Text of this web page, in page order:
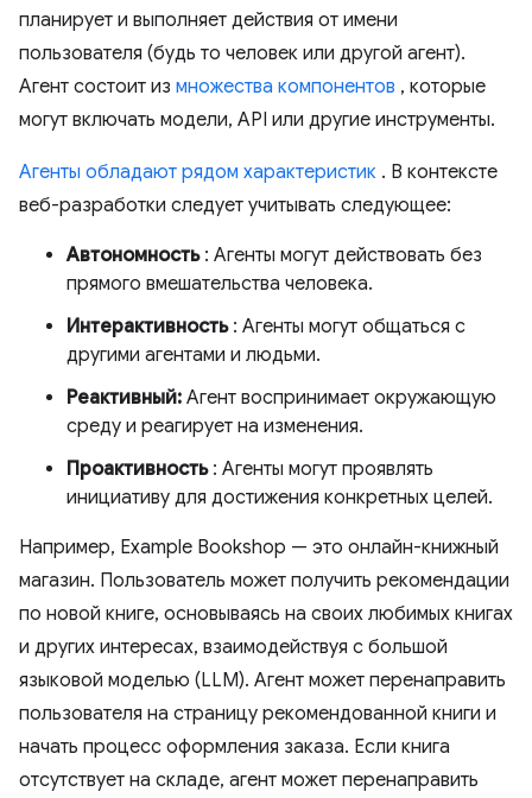
планирует и выполняет действия от имени
пользователя (будь то человек или другой агент).
Агент состоит из множества компонентов , которые
могут включать модели, API или другие инструменты.
Агенты обладают рядом характеристик . В контексте
веб-разработки следует учитывать следующее:
Автономность: Агенты могут действовать без
прямого вмешательства человека.
Интерактивность: Агенты могут общаться с
другими агентами и людьми.
Реактивный: Агент воспринимает окружающую
среду и реагирует на изменения.
Проактивность: Агенты могут проявлять
инициативу для достижения конкретных целей.
Например, Example Bookshop — это онлайн-книжный
магазин. Пользователь может получить рекомендации
по новой книге, основываясь на своих любимых книгах
и других интересах, взаимодействуя с большой
языковой моделью (LLM). Агент может перенаправить
пользователя на страницу рекомендованной книги и
начать процесс оформления заказа. Если книга
отсутствует на складе, агент может перенаправить